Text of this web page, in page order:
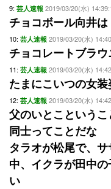
9: 芸人速報 2019/03/20(水)
チョコボール向井は
10: 芸人速報 2019/03/20(水)
チョコレートブラ
11: 芸人速報 2019/03/20(水)
たまにこいつの女
12: 芸人速報 2019/03/20(水)
父のいとこという
同士ってことだな
タラオが松尾で、
中、イクラが田中
い